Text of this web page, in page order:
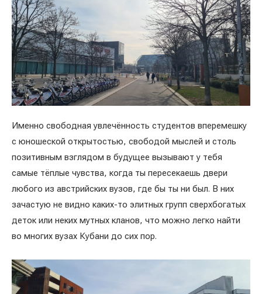
Именно свободная увлечённость студентов вперемешку
с юношеской открытостью, свободой мыслей и столь
позитивным взглядом в будущее вызывают у тебя
самые тёплые чувства, когда ты пересекаешь двери
любого из австрийских вузов, где бы ты ни был. В них
зачастую не видно каких-то элитных групп сверхбогатых
деток или неких мутных кланов, что можно легко найти
во многих вузах Кубани до сих пор.